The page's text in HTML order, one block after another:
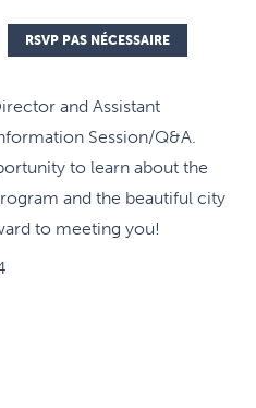
RSVP PAS NÉCESSAIRE
and Assistant
Session/Q&A.
to learn about the
and the beautiful city
to meeting you!